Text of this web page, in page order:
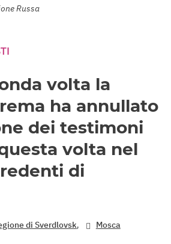
Russa
volta la
ha annullato
dei testimoni
volta nel
di
di Sverdlovsk, Mosca